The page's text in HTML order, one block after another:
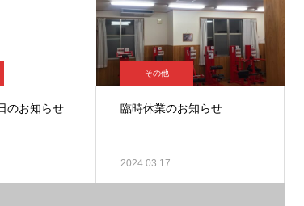
のお知らせ
その他
臨時休業のお知らせ
2024.03.17